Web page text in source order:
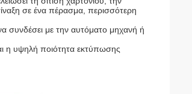
σε ένα πέρασμα, περισσότερη
συνδέσει με την αυτόματο μηχανή ή
η υψηλή ποιότητα εκτύπωσης